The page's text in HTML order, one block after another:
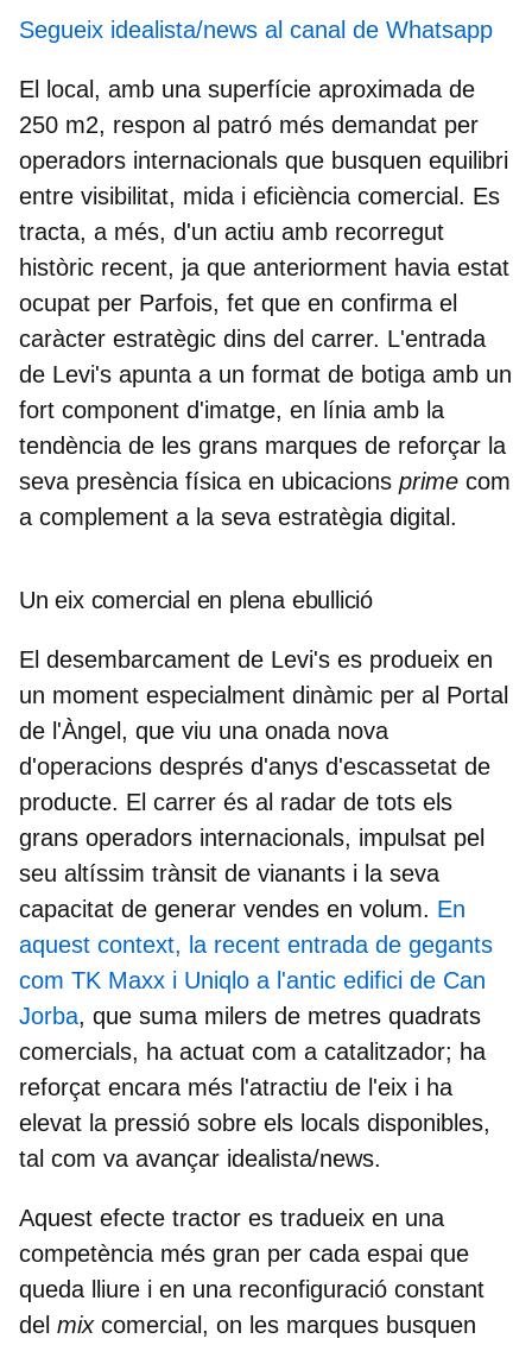
Segueix idealista/news al canal de Whatsapp
El local, amb una superfície aproximada de
250 m2, respon al patró més demandat per
operadors internacionals que busquen equilibri
entre visibilitat, mida i eficiència comercial. Es
tracta, a més, d'un actiu amb recorregut
històric recent, ja que anteriorment havia estat
ocupat per Parfois, fet que en confirma el
caràcter estratègic dins del carrer. L'entrada
de Levi's apunta a un format de botiga amb un
fort component d'imatge, en línia amb la
tendència de les grans marques de reforçar la
seva presència física en ubicacions prime com
a complement a la seva estratègia digital.
Un eix comercial en plena ebullició
El desembarcament de Levi's es produeix en
un moment especialment dinàmic per al Portal
de l'Àngel, que viu una onada nova
d'operacions després d'anys d'escassetat de
producte. El carrer és al radar de tots els
grans operadors internacionals, impulsat pel
seu altíssim trànsit de vianants i la seva
capacitat de generar vendes en volum. En
aquest context, la recent entrada de gegants
com TK Maxx i Uniqlo a l'antic edifici de Can
Jorba, que suma milers de metres quadrats
comercials, ha actuat com a catalitzador; ha
reforçat encara més l'atractiu de l'eix i ha
elevat la pressió sobre els locals disponibles,
tal com va avançar idealista/news.
Aquest efecte tractor es tradueix en una
competència més gran per cada espai que
queda lliure i en una reconfiguració constant
del mixcomercial, on les marques busquen